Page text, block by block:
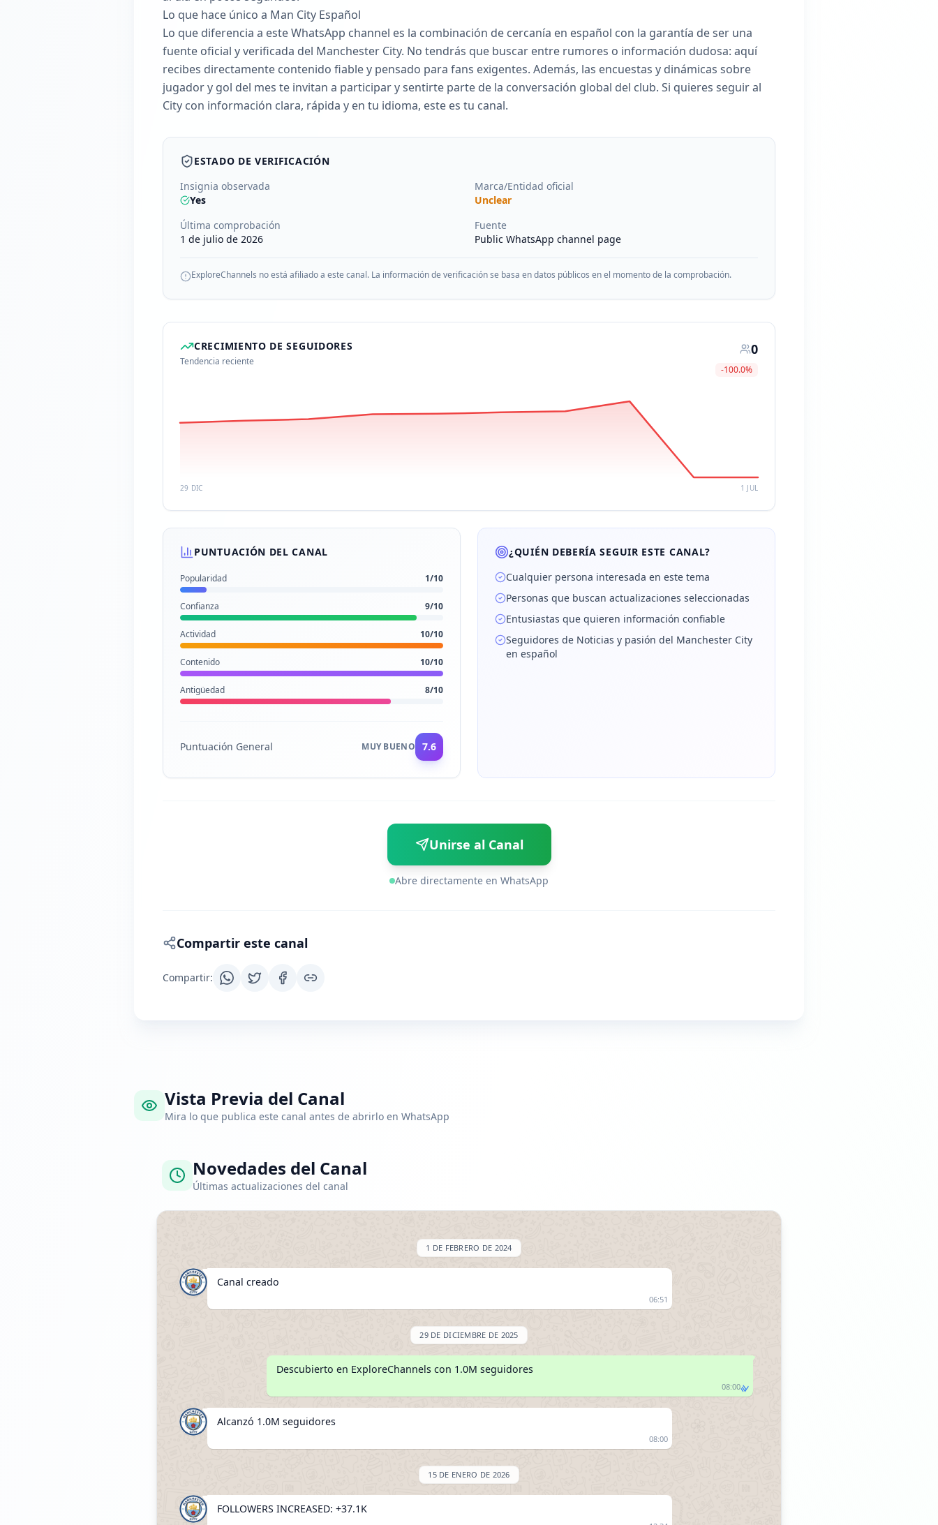
Lo que hace único a Man City Español
Lo que diferencia a este WhatsApp channel es la combinación de cercanía en español con la garantía de ser una
fuente oficial y verificada del Manchester City. No tendrás que buscar entre rumores o información dudosa: aquí
recibes directamente contenido fiable y pensado para fans exigentes. Además, las encuestas y dinámicas sobre
jugador y gol del mes te invitan a participar y sentirte parte de la conversación global del club. Si quieres seguir al
City con información clara, rápida y en tu idioma, este es tu canal.
ESTADO DE VERIFICACIÓN
Insignia observada
Yes
Marca/Entidad oficial
Unclear
Última comprobación
1 de julio de 2026
Fuente
Public WhatsApp channel page
ExploreChannels no está afiliado a este canal. La información de verificación se basa en datos públicos en el momento de la comprobación.
CRECIMIENTO DE SEGUIDORES
Tendencia reciente
0
-100.0%
29 DIC 1 JUL
PUNTUACIÓN DEL CANAL
Popularidad 1/10
Confianza 9/10
Actividad 10/10
Contenido 10/10
Antigüedad 8/10
Puntuación General MUY BUENO 7.6
¿QUIÉN DEBERÍA SEGUIR ESTE CANAL?
Cualquier persona interesada en este tema
Personas que buscan actualizaciones seleccionadas
Entusiastas que quieren información confiable
Seguidores de Noticias y pasión del Manchester City
en español
Unirse al Canal
Abre directamente en WhatsApp
Compartir este canal
Compartir:
Vista Previa del Canal
Mira lo que publica este canal antes de abrirlo en WhatsApp
Novedades del Canal
Últimas actualizaciones del canal
1 DE FEBRERO DE 2024
Canal creado
06:51
29 DE DICIEMBRE DE 2025
Descubierto en ExploreChannels con 1.0M seguidores
08:00
Alcanzó 1.0M seguidores
08:00
15 DE ENERO DE 2026
FOLLOWERS INCREASED: +37.1K